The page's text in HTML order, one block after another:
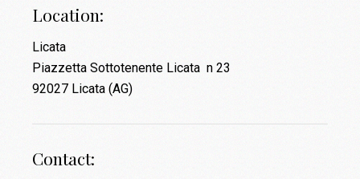
Location:
Licata
Piazzetta Sottotenente Licata n 23
92027 Licata (AG)
Contact: